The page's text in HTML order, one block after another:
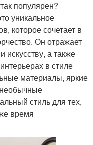
популярен?
уникальное
которое сочетает в
Он отражает
а также
в стиле
материалы, яркие
стиль для тех,
время